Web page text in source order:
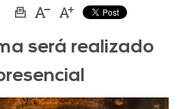
ImprimirAumentar
de
la
letra
Disminuir
de
la
letra
será realizado